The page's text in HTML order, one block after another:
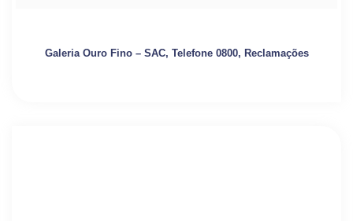
Galeria Ouro Fino – SAC, Telefone 0800, Reclamações